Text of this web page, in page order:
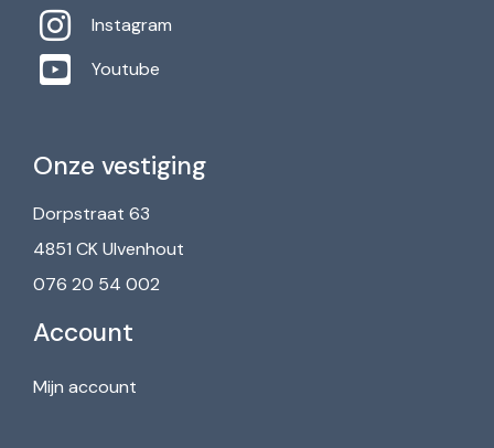
Instagram
Youtube
Onze vestiging
Dorpstraat 63
4851 CK Ulvenhout
076 20 54 002
Account
Mijn account